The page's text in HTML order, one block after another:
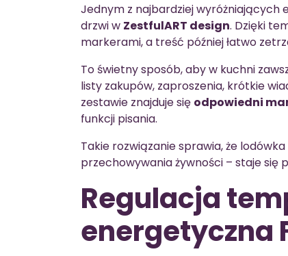
Jednym z najbardziej wyróżniających
drzwi w ZestfulART design. Dzięki
markerami, a treść później łatwo
To świetny sposób, aby w kuchni
listy zakupów, zaproszenia, krótkie
zestawie znajduje się odpowiedni
funkcji pisania.
Takie rozwiązanie sprawia, że
przechowywania żywności – staje
Regulacja
energetyczna